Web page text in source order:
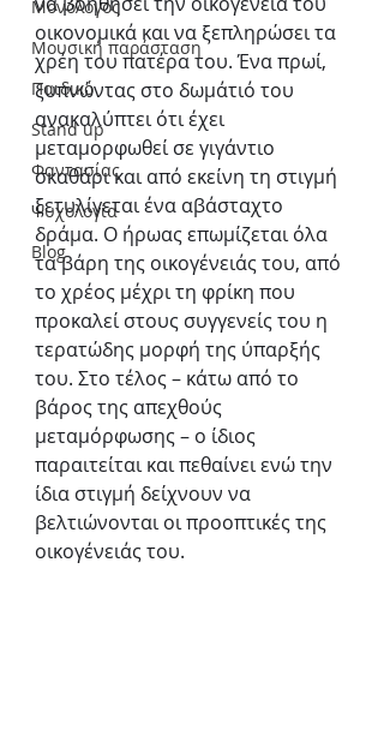
Μονόλογος
Μουσική παράσταση
Παιδικό
Stand up
Φαντασίας
Ψυχολογία
Blog
οικονομικά και να ξεπληρώσει τα
χρέη του πατέρα του. Ένα πρωί,
ξυπνώντας στο δωμάτιό του
ανακαλύπτει ότι έχει
μεταμορφωθεί σε γιγάντιο
σκαθάρι και από εκείνη τη στιγμή
ξετυλίγεται ένα αβάσταχτο
δράμα. Ο ήρωας επωμίζεται όλα
τα βάρη της οικογένειάς του, από
το χρέος μέχρι τη φρίκη που
προκαλεί στους συγγενείς του η
τερατώδης μορφή της ύπαρξής
του. Στο τέλος – κάτω από το
βάρος της απεχθούς
μεταμόρφωσης – ο ίδιος
παραιτείται και πεθαίνει ενώ την
ίδια στιγμή δείχνουν να
βελτιώνονται οι προοπτικές της
οικογένειάς του.